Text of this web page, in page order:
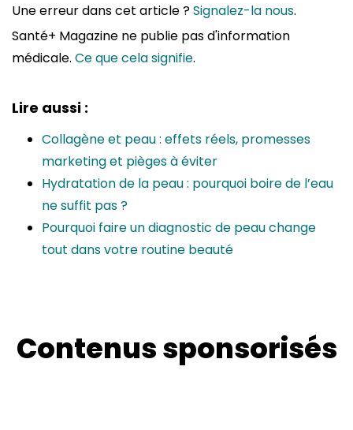
Une erreur dans cet article ?Signalez-la nous.
Santé+ Magazine ne publie pas d'information
médicale. Ce que cela signifie.
Lire aussi :
Collagène et peau : effets réels, promesses
marketing et pièges à éviter
Hydratation de la peau : pourquoi boire de l’eau
ne suffit pas ?
Pourquoi faire un diagnostic de peau change
tout dans votre routine beauté
Contenus sponsorisés